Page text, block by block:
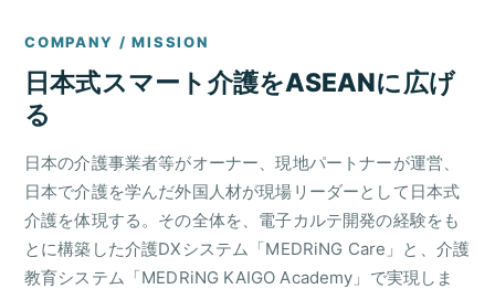
COMPANY / MISSION
日本式スマート介護をASEANに広げ
る
日本の介護事業者等がオーナー、現地パートナーが運営、
日本で介護を学んだ外国人材が現場リーダーとして日本式
介護を体現する。その全体を、電子カルテ開発の経験をも
とに構築した介護DXシステム「MEDRiNG Care」と、介護
教育システム「MEDRiNG KAIGO Academy」で実現しま